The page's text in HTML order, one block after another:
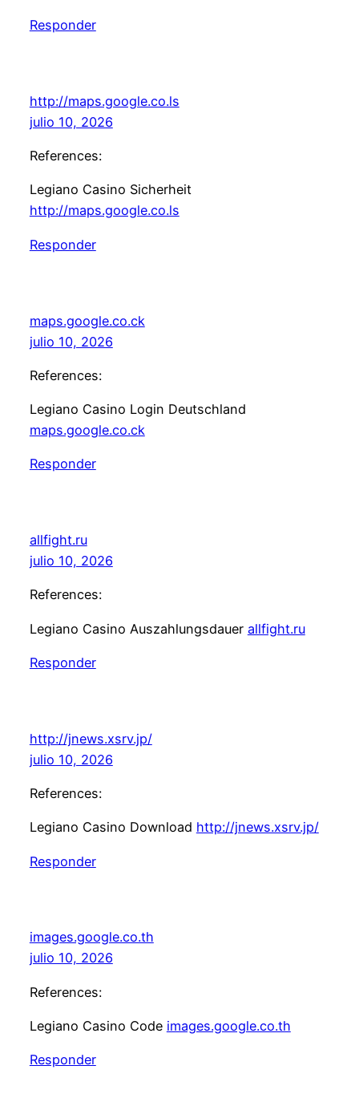
Responder
http://maps.google.co.ls
julio 10, 2026
References:
Legiano Casino Sicherheit
http://maps.google.co.ls
Responder
maps.google.co.ck
julio 10, 2026
References:
Legiano Casino Login Deutschland
maps.google.co.ck
Responder
allfight.ru
julio 10, 2026
References:
Legiano Casino Auszahlungsdauer allfight.ru
Responder
http://jnews.xsrv.jp/
julio 10, 2026
References:
Legiano Casino Download http://jnews.xsrv.jp/
Responder
images.google.co.th
julio 10, 2026
References:
Legiano Casino Code images.google.co.th
Responder